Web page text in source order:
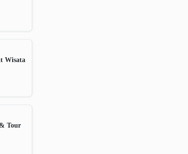
Wisata
Tour